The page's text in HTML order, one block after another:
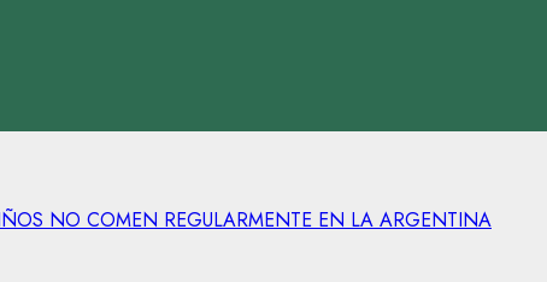
NO COMEN REGULARMENTE EN LA ARGENTINA